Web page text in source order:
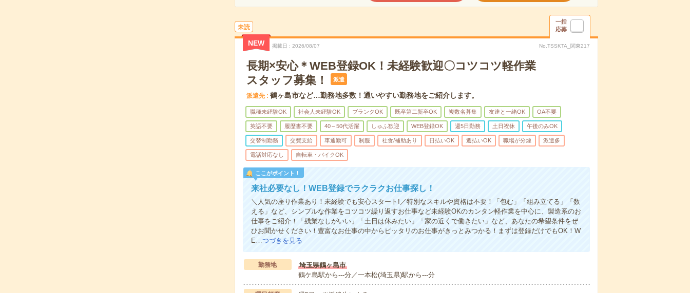
未読
一括
応募
NEW 掲載日 2026/08/07 No.TSSKTA_関東217
長期×安心＊WEB登録OK！未経験歓迎〇コツコツ軽作業
スタッフ募集！
派遣
派遣先 鶴ヶ島市など…勤務地多数！通いやすい勤務地をご紹介します。
職種未経験OK 社会人未経験OK ブランクOK 既卒第二新卒OK 複数名募集 友達と一緒OK OA不要
英語不要 履歴書不要 40～50代活躍 しゅふ歓迎 WEB登録OK 週5日勤務 土日祝休 午後のみOK
交替制勤務 交費支給 車通勤可 制服 社食/補助あり 日払いOK 週払いOK 職場が分煙 派遣多
電話対応なし 自転車・バイクOK
ここがポイント！
来社必要なし！WEB登録でラクラクお仕事探し！
＼人気の座り作業あり！未経験でも安心スタート!／特別なスキルや資格は不要！「包む」「組み立てる」「数
える」など、シンプルな作業をコツコツ繰り返すお仕事など未経験OKのカンタン軽作業を中心に、製造系のお
仕事をご紹介！「残業なしがいい」「土日は休みたい」「家の近くで働きたい」など、あなたの希望条件をぜ
ひお聞かせください！豊富なお仕事の中からピッタリのお仕事がきっとみつかる！まずは登録だけでもOK！W
E…つづきを見る
勤務地
埼玉県鶴ヶ島市
鶴ケ島駅から---分／一本松(埼玉県)駅から---分